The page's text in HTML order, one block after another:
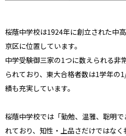
桜蔭中学校は1924年に創立された中
京区に位置しています。
中学受験御三家の1つに数えられる非
られており、東大合格者数は1学年の
績も充実しています。
桜蔭中学校では「勤勉、温雅、聡明
れており、知性・上品さだけではな